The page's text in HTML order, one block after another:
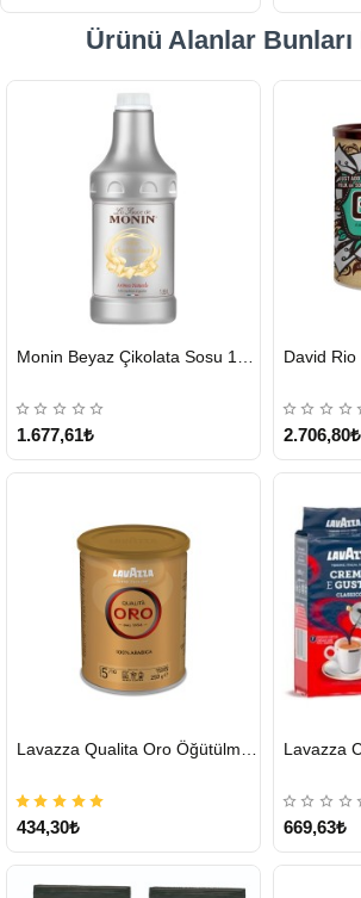
Ürünü Alanlar Bunları
GÖNDERİ
1.677,61₺
GÖNDERİ
David
2.706,80₺
GÖNDERİ
434,30₺
GÖNDERİ
669,63₺